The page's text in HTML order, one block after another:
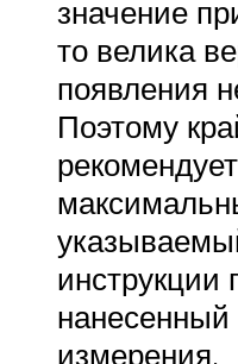
значение
то велика
появления
Поэтому
измерения.